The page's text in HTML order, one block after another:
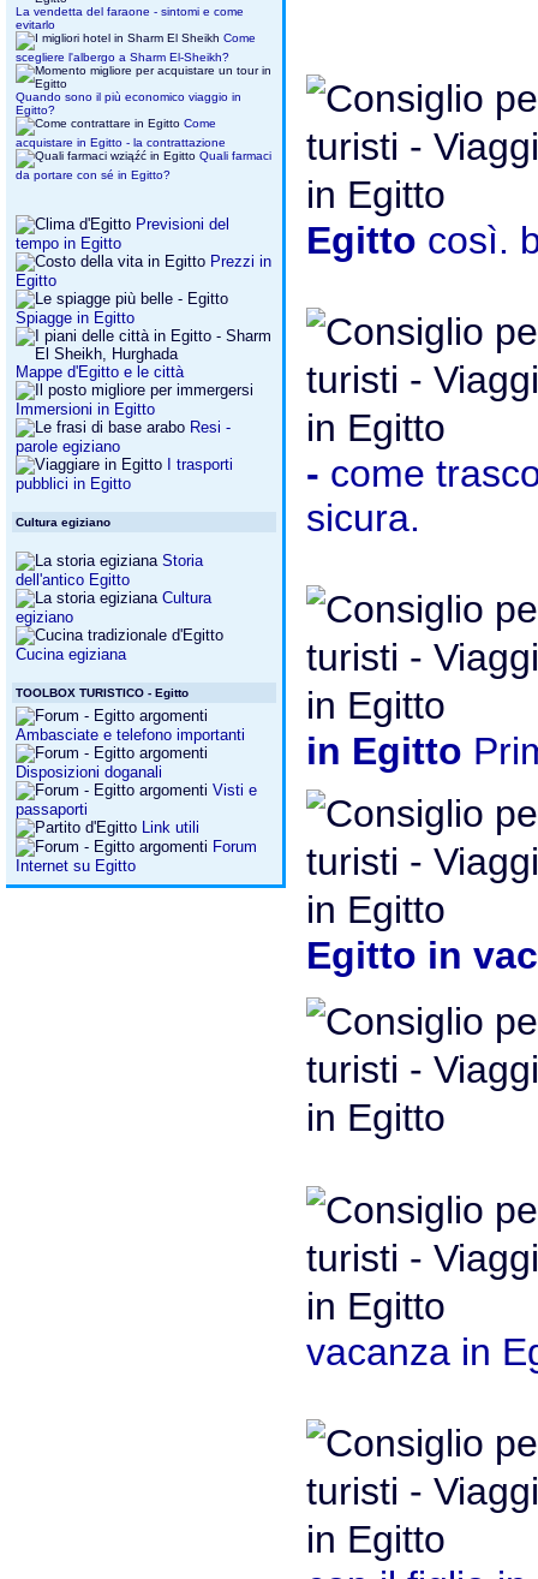
La vendetta del faraone - sintomi e come
evitarlo
Come
scegliere l'albergo a Sharm El-Sheikh?
Quando sono il più economico viaggio in
Egitto?
Come
acquistare in Egitto - la contrattazione
Quali farmaci
da portare con sé in Egitto?
Previsioni del
tempo in Egitto
Prezzi in
Egitto
Spiagge in Egitto
Mappe d'Egitto e le città
Immersioni in Egitto
Resi -
parole egiziano
I trasporti
pubblici in Egitto
Cultura egiziano
Storia
dell'antico Egitto
Cultura
egiziano
Cucina egiziana
TOOLBOX TURISTICO - Egitto
Ambasciate e telefono importanti
Disposizioni doganali
Visti e
passaporti
Link utili
Forum
Internet su Egitto
Egitto così.
- come
sicura.
in Egitto
Egitto in
vacanza in